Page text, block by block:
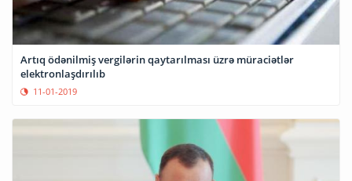
Artıq ödənilmiş vergilərin qaytarılması üzrə müraciətlər
elektronlaşdırılıb
11-01-2019